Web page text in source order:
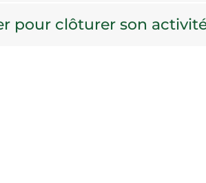
pour clôturer son